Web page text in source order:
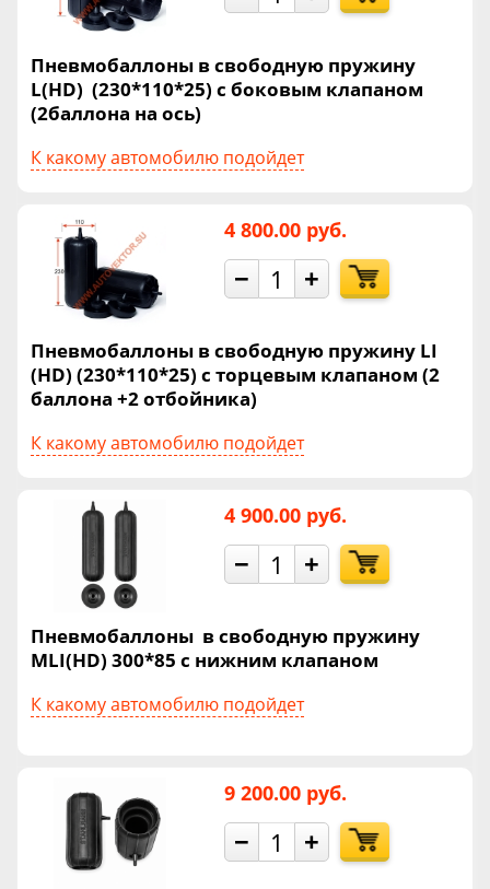
Пневмобаллоны в свободную пружину
L(HD) (230*110*25) с боковым клапаном
(2баллона на ось)
К какому автомобилю подойдет
4 800.00 руб.
− +
Пневмобаллоны в свободную пружину LI
(HD) (230*110*25) с торцевым клапаном (2
баллона +2 отбойника)
К какому автомобилю подойдет
4 900.00 руб.
− +
Пневмобаллоны в свободную пружину
MLI(HD) 300*85 с нижним клапаном
К какому автомобилю подойдет
9 200.00 руб.
− +